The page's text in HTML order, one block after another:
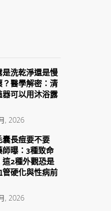
洗乾淨還是慢
醫學解密：清
可以用沐浴露
, 2026
長痘要不要
曝：3種致命
2種外觀恐是
硬化與性病前
, 2026